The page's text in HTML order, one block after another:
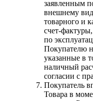
заявленным
внешнему
товарного и
счет-
по
Покупателю
указанные в
наличный
согласии с
Покупатель
Товара в